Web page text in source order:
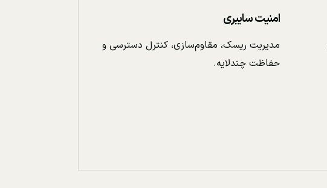
امنیت سایبری
مدیریت ریسک، مقاوم‌سازی، کنترل دسترسی و
حفاظت چندلایه.